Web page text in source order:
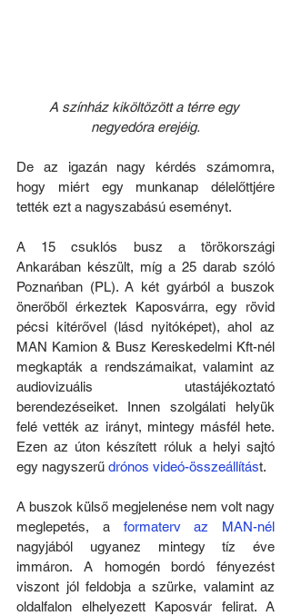
A színház kiköltözött a térre egy
negyedóra erejéig.
De az igazán nagy kérdés számomra,
hogy miért egy munkanap délelőttjére
tették ezt a nagyszabású eseményt.
A 15 csuklós busz a törökországi
Ankarában készült, míg a 25 darab szóló
Poznańban (PL). A két gyárból a buszok
önerőből érkeztek Kaposvárra, egy rövid
pécsi kitérővel (lásd nyitóképet), ahol az
MAN Kamion & Busz Kereskedelmi Kft-nél
megkapták a rendszámaikat, valamint az
audiovizuális utastájékoztató
berendezéseiket. Innen szolgálati helyük
felé vették az irányt, mintegy másfél hete.
Ezen az úton készített róluk a helyi sajtó
egy nagyszerű drónos videó-összeállítást.
A buszok külső megjelenése nem volt nagy
meglepetés, a formaterv az MAN-nél
nagyjából ugyanez mintegy tíz éve
immáron. A homogén bordó fényezést
viszont jól feldobja a szürke, valamint az
oldalfalon elhelyezett Kaposvár felirat. A